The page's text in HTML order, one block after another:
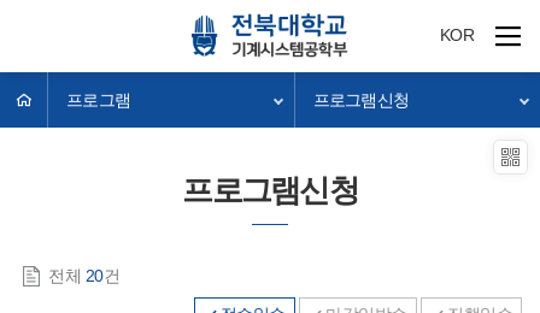
KOR
프로그램 프로그램신청
프로그램신청
전체 20건